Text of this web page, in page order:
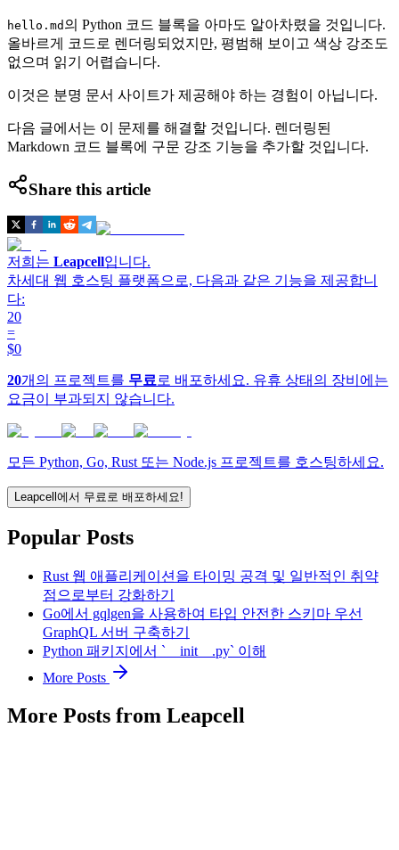
hello.md 의 Python 코드 블록을 아마도 알아차렸을 것입니다.
올바르게 코드로 렌더링되었지만, 평범해 보이고 색상 강조도
없으며 읽기 어렵습니다.
이것은 분명 문서 사이트가 제공해야 하는 경험이 아닙니다.
다음 글에서는 이 문제를 해결할 것입니다. 렌더링된
Markdown 코드 블록에 구문 강조 기능을 추가할 것입니다.
Share this article
저희는 Leapcell입니다.
차세대 웹 호스팅 플랫폼으로, 다음과 같은 기능을 제공합니
다:
20
=
$0
20개의 프로젝트를 무료 로 배포하세요. 유휴 상태의 장비에는
요금이 부과되지 않습니다.
모든 Python, Go, Rust 또는 Node.js 프로젝트를 호스팅하세요.
Leapcell에서 무료로 배포하세요!
Popular Posts
Rust 웹 애플리케이션을 타이밍 공격 및 일반적인 취약
점으로부터 강화하기
Go에서 gqlgen을 사용하여 타입 안전한 스키마 우선
GraphQL 서버 구축하기
Python 패키지에서 `__init__.py` 이해
More Posts
More Posts from Leapcell